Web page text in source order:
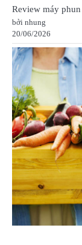
Review máy
bởi nhung
20/06/2026